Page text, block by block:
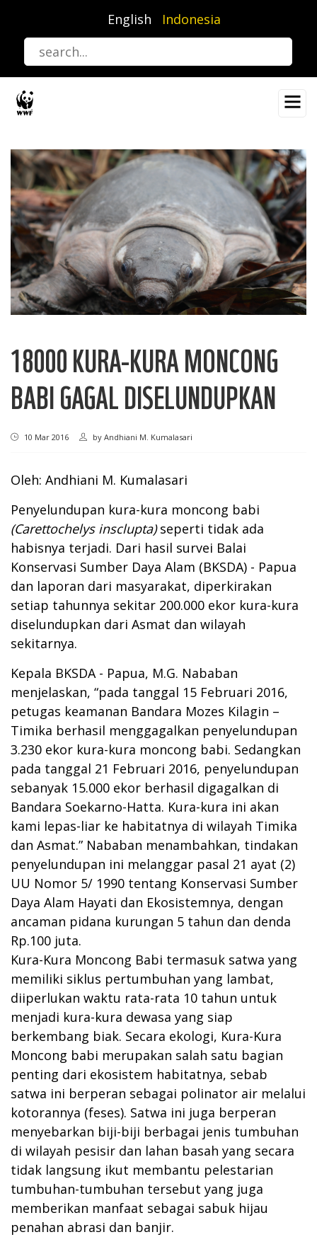
utama
English Indonesia
18000 KURA-KURA MONCONG
BABI GAGAL DISELUNDUPKAN
10 Mar 2016 by Andhiani M. Kumalasari
Oleh: Andhiani M. Kumalasari
Penyelundupan kura-kura moncong babi
(Carettochelys insclupta)seperti tidak ada
habisnya terjadi. Dari hasil survei Balai
Konservasi Sumber Daya Alam (BKSDA) - Papua
dan laporan dari masyarakat, diperkirakan
setiap tahunnya sekitar 200.000 ekor kura-kura
diselundupkan dari Asmat dan wilayah
sekitarnya.
Kepala BKSDA - Papua, M.G. Nababan
menjelaskan, “pada tanggal 15 Februari 2016,
petugas keamanan Bandara Mozes Kilagin –
Timika berhasil menggagalkan penyelundupan
3.230 ekor kura-kura moncong babi. Sedangkan
pada tanggal 21 Februari 2016, penyelundupan
sebanyak 15.000 ekor berhasil digagalkan di
Bandara Soekarno-Hatta. Kura-kura ini akan
kami lepas-liar ke habitatnya di wilayah Timika
dan Asmat.” Nababan menambahkan, tindakan
penyelundupan ini melanggar pasal 21 ayat (2)
UU Nomor 5/ 1990 tentang Konservasi Sumber
Daya Alam Hayati dan Ekosistemnya, dengan
ancaman pidana kurungan 5 tahun dan denda
Rp.100 juta.
Kura-Kura Moncong Babi termasuk satwa yang
memiliki siklus pertumbuhan yang lambat,
diiperlukan waktu rata-rata 10 tahun untuk
menjadi kura-kura dewasa yang siap
berkembang biak. Secara ekologi, Kura-Kura
Moncong babi merupakan salah satu bagian
penting dari ekosistem habitatnya, sebab
satwa ini berperan sebagai polinator air melalui
kotorannya (feses). Satwa ini juga berperan
menyebarkan biji-biji berbagai jenis tumbuhan
di wilayah pesisir dan lahan basah yang secara
tidak langsung ikut membantu pelestarian
tumbuhan-tumbuhan tersebut yang juga
memberikan manfaat sebagai sabuk hijau
penahan abrasi dan banjir.